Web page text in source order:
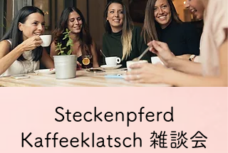
Steckenpferd
Kaffeeklatsch 雑談会